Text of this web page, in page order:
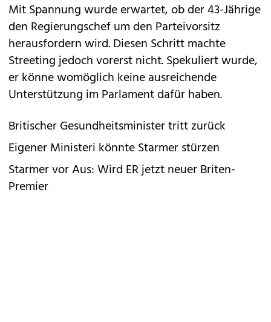
Mit Spannung wurde erwartet, ob der 43-Jährige
den Regierungschef um den Parteivorsitz
herausfordern wird. Diesen Schritt machte
Streeting jedoch vorerst nicht. Spekuliert wurde,
er könne womöglich keine ausreichende
Unterstützung im Parlament dafür haben.
Britischer Gesundheitsminister tritt zurück
Eigener Ministeri könnte Starmer stürzen
Starmer vor Aus: Wird ER jetzt neuer Briten-
Premier